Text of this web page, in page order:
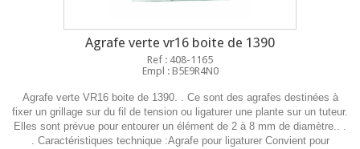
Agrafe verte vr16 boite de 1390
Ref : 408-1165
Empl : B5E9R4N0
Agrafe verte VR16 boite de 1390. . Ce sont des agrafes destinées à
fixer un grillage sur du fil de tension ou ligaturer une plante sur un tuteur.
Elles sont prévue pour entourer un élément de 2 à 8 mm de diamètre.. .
. Caractéristiques technique :Agrafe pour ligaturer Convient pour